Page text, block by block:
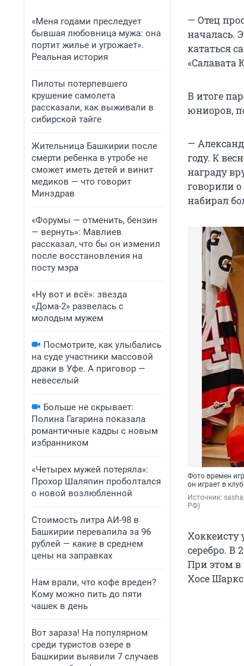
«Меня годами преследует
бывшая любовница мужа: она
портит жилье и угрожает».
Реальная история
Пилоты потерпевшего
крушение самолета
рассказали, как выживали в
сибирской тайге
Жительница Башкирии после
смерти ребенка в утробе не
сможет иметь детей и винит
медиков — что говорит
Минздрав
«Форумы — отменить, бензин
— вернуть»: Мавлиев
рассказал, что бы он изменил
после восстановления на
посту мэра
«Ну вот и всё»: звезда
«Дома-2» развелась с
молодым мужем
Посмотрите, как улыбались
на суде участники массовой
драки в Уфе. А приговор —
невеселый
Больше не скрывает:
Полина Гагарина показала
романтичные кадры с новым
избранником
«Четырех мужей потеряла»:
Прохор Шаляпин проболтался
о новой возлюбленной
Стоимость литра АИ-98 в
Башкирии перевалила за 96
рублей — какие в среднем
цены на заправках
Нам врали, что кофе вреден?
Кому можно пить до пяти
чашек в день
Вот зараза! На популярном
среди туристов озере в
Башкирии выявили 7 случаев
— Отец
началась.
кататься
«Салавата
В итоге
юниоров,
—
году. К
награду
говорили
набирал
Фото времен
он играет в
Источник:
РФ)
Хоккеисту
серебро. В
При этом в
Хосе